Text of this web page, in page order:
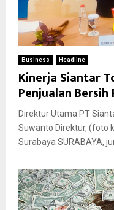
Business Headline
Kinerja Siantar
Penjualan Bersih
Direktur Utama PT
Suwanto Direktur, (foto
Surabaya SURABAYA,